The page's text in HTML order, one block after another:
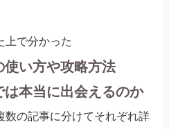
上で分かった
い方や攻略方法
本当に出会えるのか
数の記事に分けてそれぞれ詳